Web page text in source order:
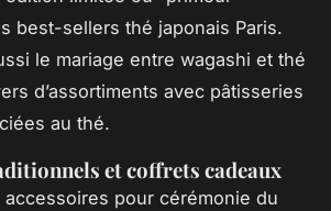
best-sellers thé japonais Paris.
le mariage entre wagashi et thé
d’assortiments avec pâtisseries
au thé.
et coffrets cadeaux
pour cérémonie du